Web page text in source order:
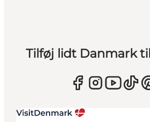
Tilføj lidt Danmark